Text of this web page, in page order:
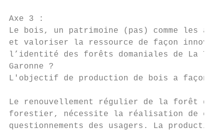
Axe 3 :
Le bois, un patrimoine (pas) comme les
et valoriser la ressource de façon
l’identité des forêts domaniales de La
Garonne ?
L'objectif de production de bois a façonné
Le renouvellement régulier de la forêt de
forestier, nécessite la réalisation de
questionnements des usagers. La